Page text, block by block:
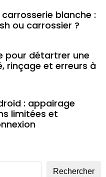
blanche :
ou carrossier ?
pour détartrer une
rinçage et erreurs à
: appairage
limitées et
Rechercher